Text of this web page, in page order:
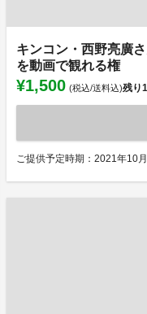
キンコン・西野亮廣
を動画で観れる権
¥1,500 (税込/送料込)残り
ご提供予定時期：2021年10月